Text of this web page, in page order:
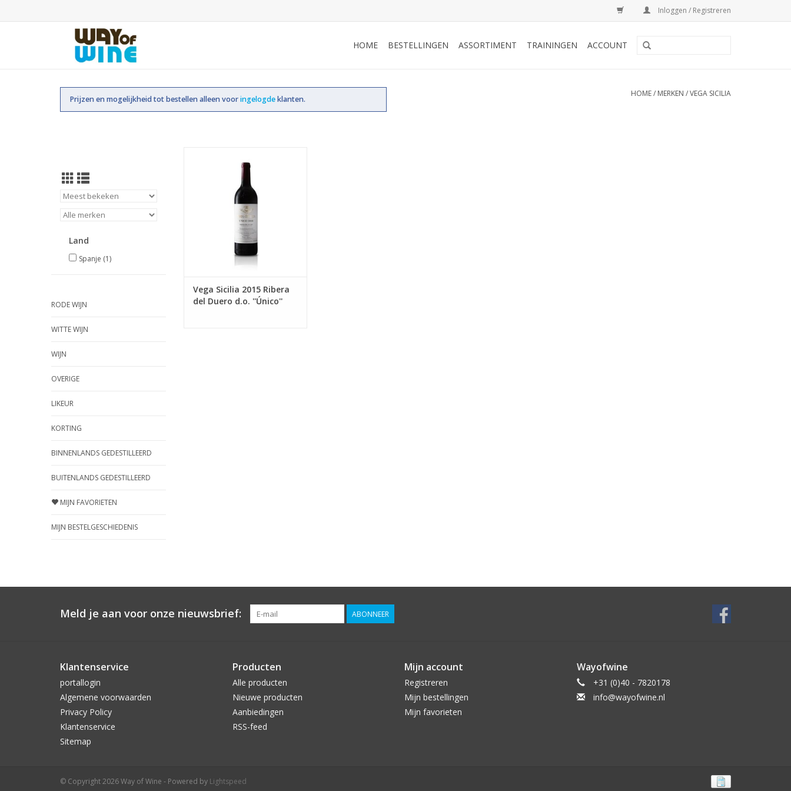
Inloggen / Registreren
HOME BESTELLINGEN ASSORTIMENT TRAININGEN ACCOUNT
Prijzen en mogelijkheid tot bestellen alleen vooringelogdeklanten.
HOME/ MERKEN /VEGA SICILIA
Land
Spanje (1)
RODE WIJN
WITTE WIJN
WIJN
OVERIGE
LIKEUR
KORTING
BINNENLANDS GEDESTILLEERD
BUITENLANDS GEDESTILLEERD
MIJN FAVORIETEN
MIJN BESTELGESCHIEDENIS
samen met mijn goede wijn-
vriendin Claudia van Dongen een
bezoek gebracht aan dit wijnhuis,
tijdens één van onze reizen door
Ribera del Duero. De winery is al
even imposant als de wijnen: ik
heb nog niet vaak meegemaakt
dat b
Vega Sicilia 2015 Ribera
del Duero d.o. ''Único''
Meld je aan voor onze nieuwsbrief: ABONNEER
Klantenservice
portallogin
Algemene voorwaarden
Privacy Policy
Klantenservice
Sitemap
Producten
Alle producten
Nieuwe producten
Aanbiedingen
RSS-feed
Mijn account
Registreren
Mijn bestellingen
Mijn favorieten
Wayofwine
+31 (0)40 - 7820178
info@wayofwine.nl
© Copyright 2026 Way of Wine - Powered by Lightspeed